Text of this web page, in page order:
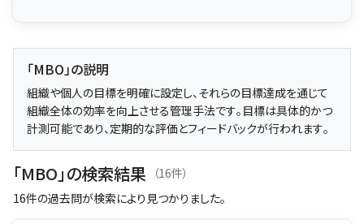
「MBO」の説明
組織や個人の目標を明確に設定し、それらの目標達成を通じて
組織全体の効率を向上させる管理手法です。目標は具体的かつ
計測可能であり、定期的な評価とフィードバックが行われます。
「MBO」の検索結果
（16件）
16件の過去問が検索により見つかりました。